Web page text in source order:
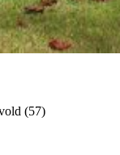
(57)